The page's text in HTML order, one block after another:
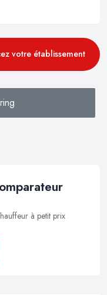
votre établissement
à petit prix